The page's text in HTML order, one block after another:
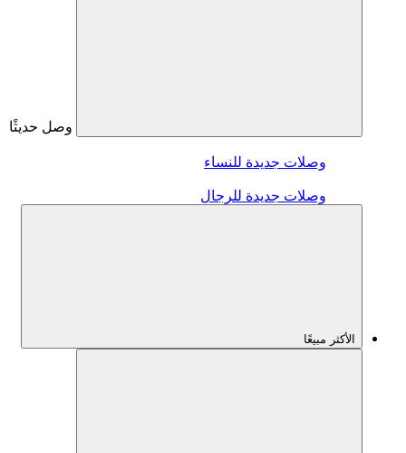
وصل حديثًا
وصلات جديدة للنساء
وصلات جديدة للرجال
الأكثر مبيعًا